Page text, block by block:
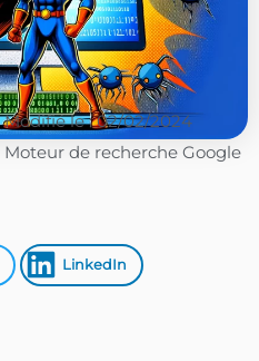
Modifié le : 02/02/2024
Moteur de recherche Google
LinkedIn